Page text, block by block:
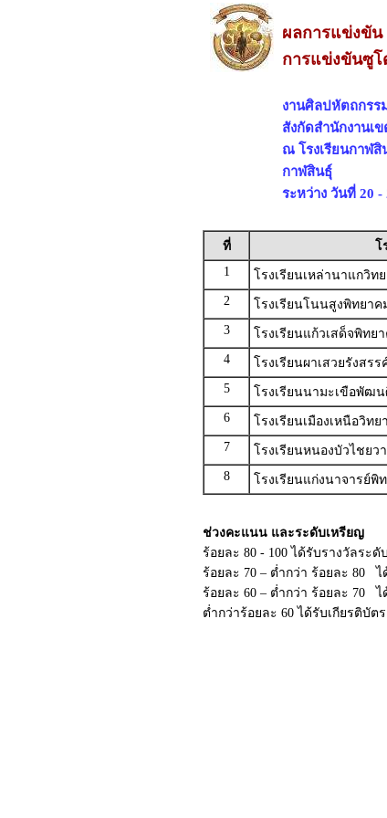
ผลการแข่งขั
การแข่งขันซูโ
งานศิลปหัตถกรร
สังกัดสำนักงานเ
ณ โรงเรียนกาฬสิ
กาฬสินธุ์
ระหว่าง วันที่ 20
ที่ โ
1
โรงเรียนเหล่านาแกวิ
2
โรงเรียนโนนสูงพิทยาค
3
โรงเรียนแก้วเสด็จพิทย
4
โรงเรียนผาเสวยรังสรร
5 โรงเรียนนามะเขือพัฒ
6 โรงเรียนเมืองเหนือวิทย
7 โรงเรียนหนองบัวไชยว
8 โรงเรียนแก่งนาจารย์พิ
ช่วงคะแนน และระดับเหรียญ
ร้อยละ 80 - 100 ได้รับรางวัลระดั
ร้อยละ 70 – ต่ำกว่า ร้อยละ 80
ร้อยละ 60 – ต่ำกว่า ร้อยละ 70
ต่ำกว่าร้อยละ 60 ได้รับเกียรติบัต